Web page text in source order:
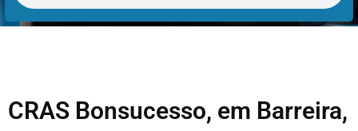
CRAS Bonsucesso, em Barreira,